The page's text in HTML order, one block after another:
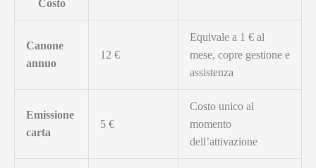
Costo
Canone
annuo
12 €
Equivale a 1 € al
mese, copre gestione e
assistenza
Emissione
carta
5 €
Costo unico al
momento
dell’attivazione